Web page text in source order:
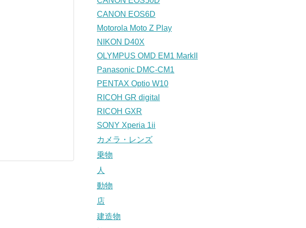
CANON EOS6D
Motorola Moto Z Play
NIKON D40X
OLYMPUS OMD EM1 MarkII
Panasonic DMC-CM1
PENTAX Optio W10
RICOH GR digital
RICOH GXR
SONY Xperia 1ii
カメラ・レンズ
乗物
人
動物
店
建造物